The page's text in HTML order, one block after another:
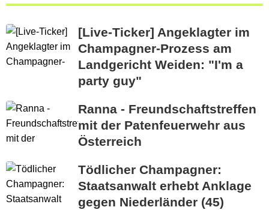
[Live-Ticker] Angeklagter im
Champagner-Prozess am
Landgericht Weiden: "I'm a
party guy"
Ranna - Freundschaftstreffen
mit der Patenfeuerwehr aus
Österreich
Tödlicher Champagner:
Staatsanwalt erhebt Anklage
gegen Niederländer (45)